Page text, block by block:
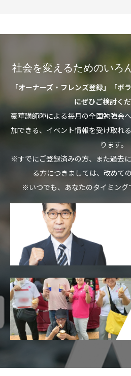
社会を変えるためのいろ
「オーナーズ・フレンズ登録」「ボ
にぜひご検討く
豪華講師陣による毎月の全国勉強会
加できる、イベント情報を受け取れ
ります。
※すでにご登録済みの方、また過去
る方につきましては、改めて
※いつでも、あなたのタイミング